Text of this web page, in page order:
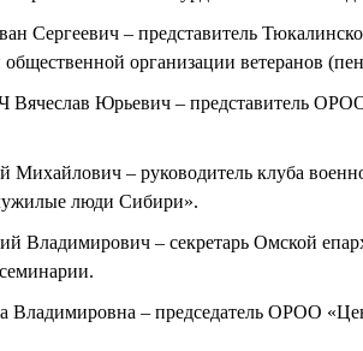
– представитель
организации ветеранов
Юрьевич – представитель ОРОО
– руководитель клуба
люди Сибири».
Владимирович – секретарь Омской
– председатель ОРОО